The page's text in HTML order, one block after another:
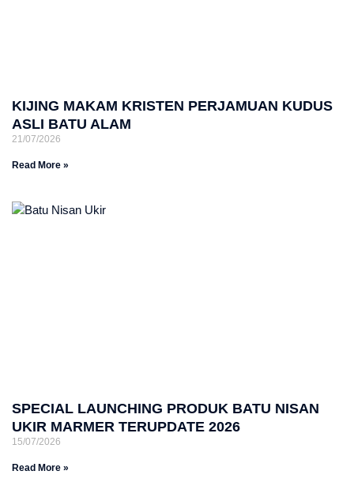
KIJING MAKAM KRISTEN PERJAMUAN KUDUS
ASLI BATU ALAM
21/07/2026
Read More »
SPECIAL LAUNCHING PRODUK BATU NISAN
UKIR MARMER TERUPDATE 2026
15/07/2026
Read More »